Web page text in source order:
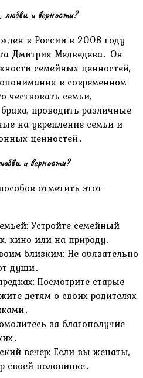
и верности?
в России в 2008 году
Дмитрия Медведева․ Он
семейных ценностей,
в современном
чествовать семьи,
проводить различные
на укрепление семьи и
ценностей․
и верности?
отметить этот
Устройте семейный
кино или на природу․
близким: Не обязательно
души․
Посмотрите старые
детям о своих родителях
за благополучие
вечер: Если вы женаты,
своей половинке․